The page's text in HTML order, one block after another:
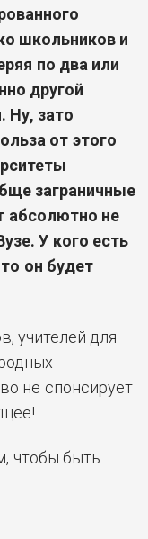
школьников и
по два или
другой
Ну, зато
от этого
заграничные
абсолютно не
У кого есть
он будет
учителей для
не спонсирует
чтобы быть